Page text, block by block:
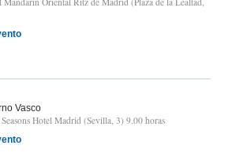
Vasco
Hotel Madrid (Sevilla, 3) 9.00 horas